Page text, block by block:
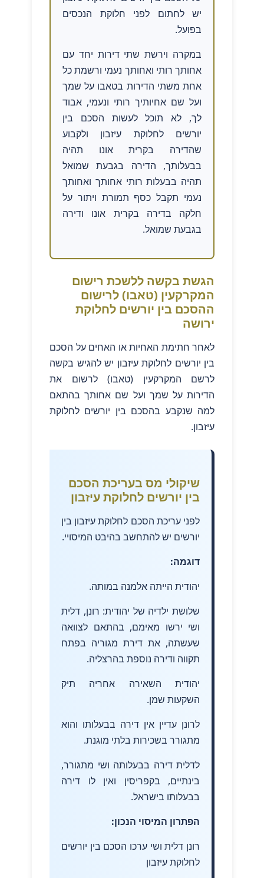
יש לחתום לפני חלוקת הנכסים
בפועל.
במקרה וירשת שתי דירות יחד עם
אחותך רותי ואחותך נעמי ורשמת כל
אחת משתי הדירות בטאבו על שמך
ועל שם אחיותיך רותי ונעמי, אבוד
לך, לא תוכל לעשות הסכם בין
יורשים לחלוקת עיזבון ולקבוע
שהדירה בקרית אונו תהיה
בבעלותך, הדירה בגבעת שמואל
תהיה בבעלות רותי אחותך ואחותך
נעמי תקבל כסף תמורת ויתור על
חלקה בדירה בקרית אונו ודירה
בגבעת שמואל.
הגשת בקשה ללשכת רישום
המקרקעין (טאבו) לרישום
ההסכם בין יורשים לחלוקת
ירושה
לאחר חתימת האחיות או האחים על הסכם
בין יורשים לחלוקת עיזבון יש להגיש בקשה
לרשם המקרקעין (טאבו) לרשום את
הדירות על שמך ועל שם אחותך בהתאם
למה שנקבע בהסכם בין יורשים לחלוקת
שיקולי מס בעריכת הסכם
בין יורשים לחלוקת עיזבון
לפני עריכת הסכם לחלוקת עיזבון בין
יורשים יש להתחשב בהיבט המיסויי.
דוגמה:
יהודית הייתה אלמנה במותה.
שלושת ילדיה של יהודית: רונן, דלית
ושי ירשו מאימם, בהתאם לצוואה
שעשתה, את דירת מגוריה בפתח
תקווה ודירה נוספת בהרצליה.
יהודית השאירה אחריה תיק
השקעות שמן.
לרונן עדיין אין דירה בבעלותו והוא
מתגורר בשכירות בלתי מוגנת.
לדלית דירה בבעלותה ושי מתגורר,
בינתיים, בקפריסין ואין לו דירה
בבעלותו בישראל.
הפתרון המיסוי הנכון:
רונן דלית ושי ערכו הסכם בין יורשים
לחלוקת עיזבון